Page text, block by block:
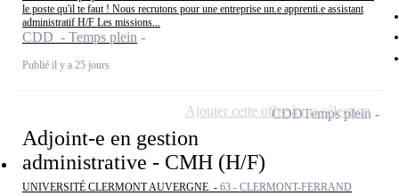
le poste qu'il te faut ! Nous recrutons pour une entreprise un.e apprenti.e assistant
administratif H/F Les missions...
CDD - Temps plein
Publié il y a 25 jours
Adjoint-e en gestion
administrative - CMH (H/F)
UNIVERSITÉ CLERMONT AUVERGNE - 63 - CLERMONT-FERRAND
CDDTemps plein
Ajouter cette offre à ma sélection